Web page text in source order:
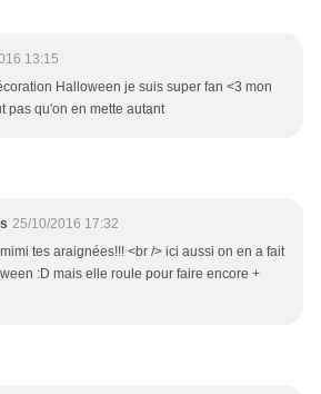
13:15
Halloween je suis super fan <3 mon
pas qu'on en mette autant
25/10/2016 17:32
tes araignées!!! <br /> ici aussi on en a fait
:D mais elle roule pour faire encore +